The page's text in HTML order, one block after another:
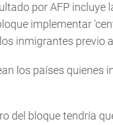
por AFP
implementar
inmigrantes previo
los países quienes
del bloque tendría